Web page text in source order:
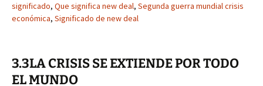
significado, Que significa new deal, Segunda guerra mundial crisis
económica, Significado de new deal
3.3LA CRISIS SE EXTIENDE POR TODO
EL MUNDO